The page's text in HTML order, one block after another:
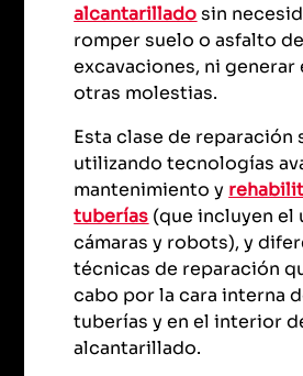
alcantarilladosin
romper suelo o asfalto
excavaciones, ni
otras molestias.
Esta clase de reparación
utilizando tecnologías
mantenimiento y
tuberías (que incluyen el
cámaras y robots), y
técnicas de reparación
cabo por la cara interna
tuberías y en el interior
alcantarillado.